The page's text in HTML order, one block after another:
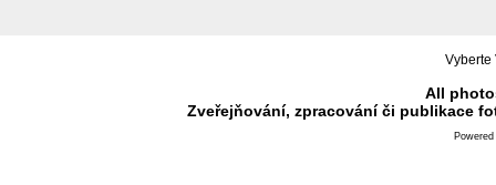
Vyberte
All
Zveřejňování, zpracování či publikace